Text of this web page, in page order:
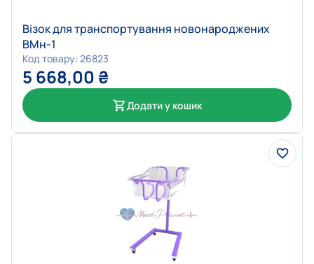
Візок для транспортування новонароджених
ВМн-1
Код товару: 26823
5 668,00 ₴
Додати у кошик